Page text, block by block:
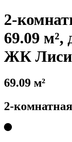
2-
69.09 м²,
ЖК
69.09 м²
2-комнатная